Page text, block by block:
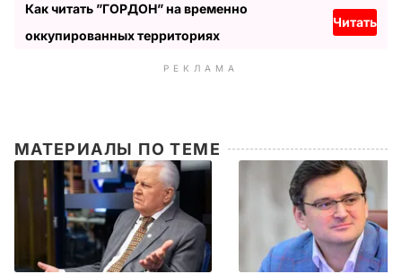
Как читать ”ГОРДОН” на временно
оккупированных территориях
Читать
РЕКЛАМА
МАТЕРИАЛЫ ПО ТЕМЕ